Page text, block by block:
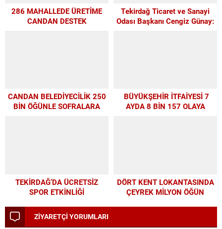
286 MAHALLEDE ÜRETİME
CANDAN DESTEK
Tekirdağ Ticaret ve Sanayi
Odası Başkanı Cengiz Günay:
CANDAN BELEDİYECİLİK 250
BİN ÖĞÜNLE SOFRALARA
BÜYÜKŞEHİR İTFAİYESİ 7
AYDA 8 BİN 157 OLAYA
TEKİRDAĞ’DA ÜCRETSİZ
SPOR ETKİNLİĞİ
DÖRT KENT LOKANTASINDA
ÇEYREK MİLYON ÖĞÜN
ZİYARETÇİ YORUMLARI